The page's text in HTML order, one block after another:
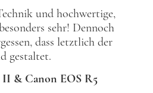
und hochwertige,
sehr! Dennoch
dass letztlich der
gestaltet.
& Canon EOS R5